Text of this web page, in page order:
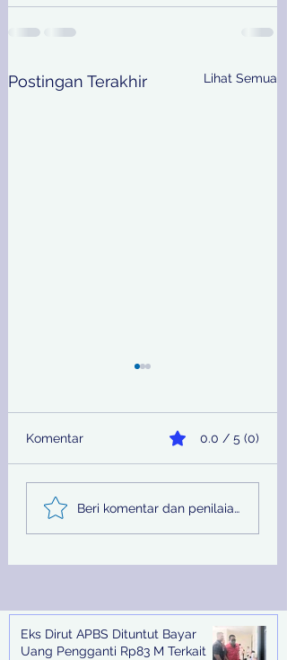
Postingan Terakhir Lihat Semua
Sinergi Bea Cukai dan
Satgaspam Lanudal
Juanda Gagalkan
Komentar 0.0 / 5 (0)
Beri komentar dan penilaian...
Recent Posts
Eks Dirut APBS Dituntut Bayar
Uang Pengganti Rp83 M Terkait